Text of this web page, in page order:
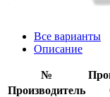
Все варианты
Описание
№
Производитель